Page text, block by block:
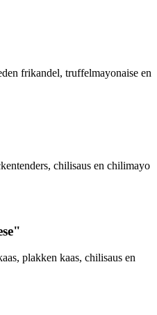
frikandel, truffelmayonaise en
chilisaus en chilimayo
plakken kaas, chilisaus en